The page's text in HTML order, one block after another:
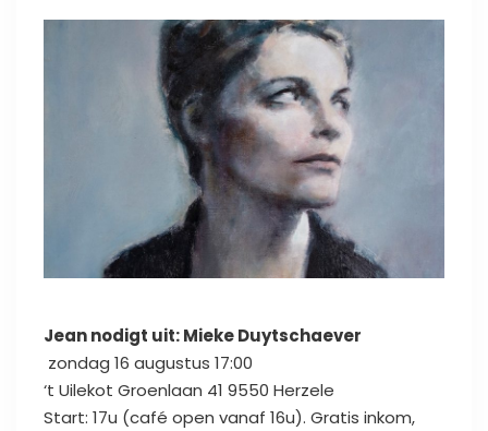
Jean nodigt uit: Mieke Duytschaever
zondag 16 augustus 17:00
‘t Uilekot Groenlaan 41 9550 Herzele
Start: 17u (café open vanaf 16u). Gratis inkom,